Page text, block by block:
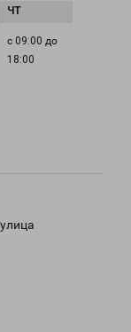
с 09:00 до
18:00